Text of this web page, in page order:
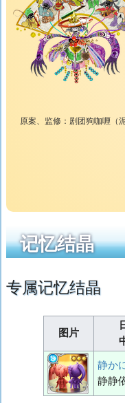
原案、监修：剧团狗咖喱（泥
记忆结晶
专属记忆结晶
图片
静か
静静